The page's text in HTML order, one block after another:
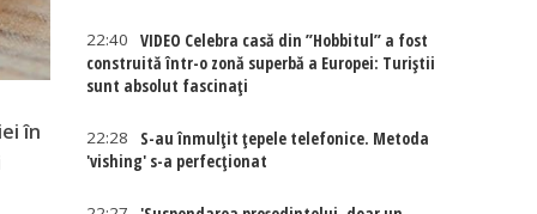
în
22:40
VIDEO Celebra casă din ”Hobbitul” a fost
construită într-o zonă superbă a Europei: Turiștii
sunt absolut fascinați
22:28
S-au înmulțit țepele telefonice. Metoda
'vishing' s-a perfecționat